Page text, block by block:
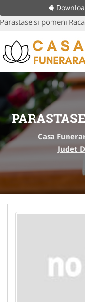
Parastase si pomeni
Casa
Judet